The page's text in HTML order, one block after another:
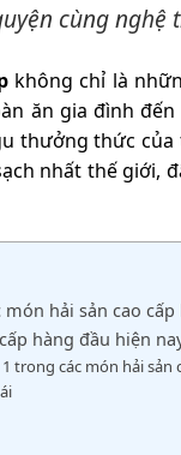
cùng nghệ
không chỉ là
ăn gia đình
thưởng thức
nhất thế giới,
hải sản cao cấp
hàng đầu hiện
trong các món hải sản